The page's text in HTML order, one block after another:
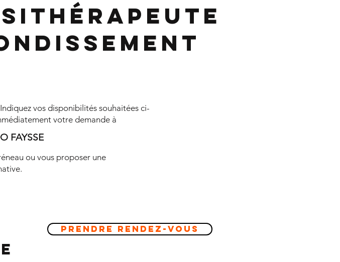
vos disponibilités souhaitées ci-
votre demande à
FAYSSE
ou vous proposer une
Prendre Rendez-vous